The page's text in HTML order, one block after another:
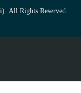
All Rights Reserved.